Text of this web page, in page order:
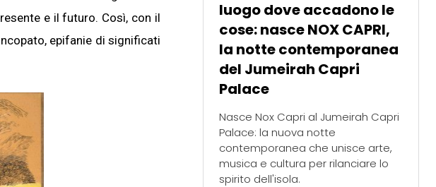
e il futuro. Così, con il
epifanie di significati
luogo dove accadono le
cose: nasce NOX CAPRI,
la notte contemporanea
del Jumeirah Capri
Palace
Nasce Nox Capri al Jumeirah Capri
Palace: la nuova notte
contemporanea che unisce arte,
musica e cultura per rilanciare lo
spirito dell'isola.